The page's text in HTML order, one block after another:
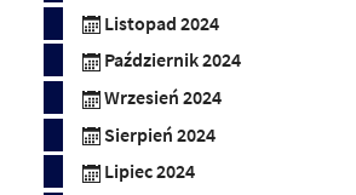
Listopad 2024
Październik 2024
Wrzesień 2024
Sierpień 2024
Lipiec 2024